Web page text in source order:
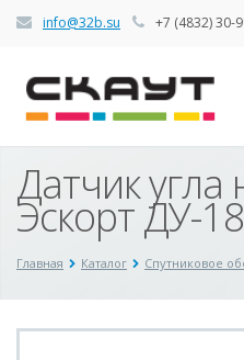
info@32b.su +7 (4832) 30-
Датчик угла
Эскорт ДУ-
Главная Каталог Спутниковое